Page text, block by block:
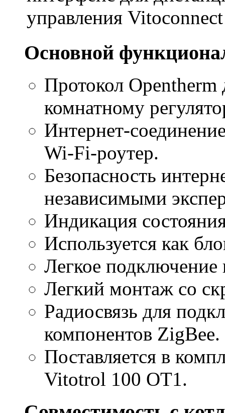
Основной
Протокол
комнатному
Интернет-
Wi-Fi-роутер.
Безопасность
независимыми
Индикация
Используется как
Легкое подключение
Легкий монтаж со
Радиосвязь для
компонентов ZigBee.
Поставляется в
Vitotrol 100 OT1.